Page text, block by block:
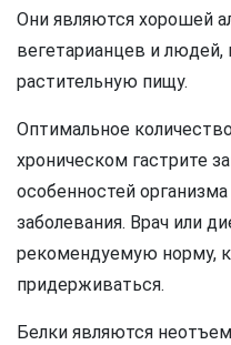
Они являются хорошей
вегетарианцев и
растительную пищу.
Оптимальное
хроническом гастрите
особенностей
заболевания. Врач или
рекомендуемую норму,
придерживаться.
Белки являются